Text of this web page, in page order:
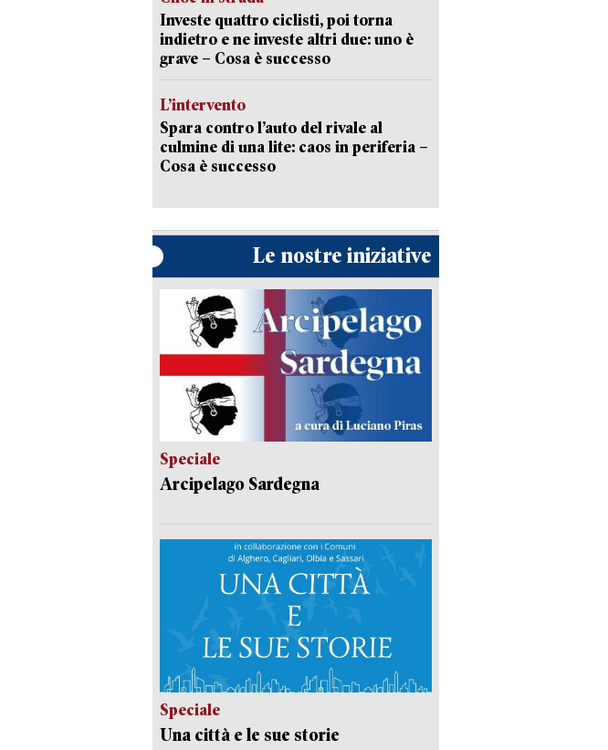
Investe quattro ciclisti, poi torna
indietro e ne investe altri due: uno è
grave – Cosa è successo
L’intervento
Spara contro l’auto del rivale al
culmine di una lite: caos in periferia –
Cosa è successo
Le nostre iniziative
Speciale
Arcipelago Sardegna
Speciale
Una città e le sue storie